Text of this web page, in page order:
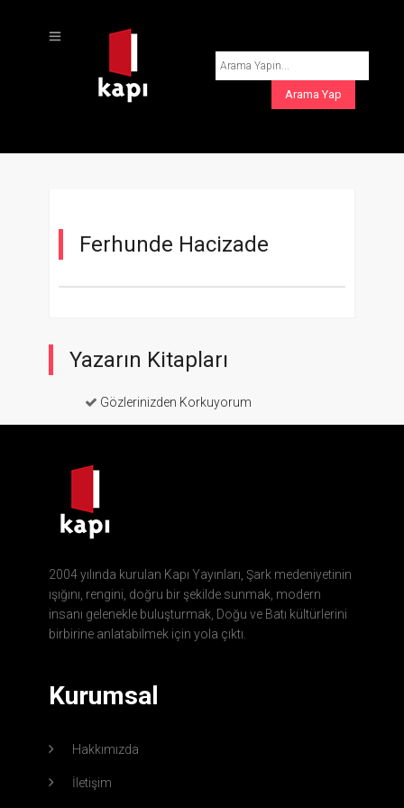
Ferhunde Hacizade
Yazarın Kitapları
Gözlerinizden Korkuyorum
2004 yılında kurulan Kapı Yayınları, Şark medeniyetinin
ışığını, rengini, doğru bir şekilde sunmak, modern
insanı gelenekle buluşturmak, Doğu ve Batı kültürlerini
birbirine anlatabilmek için yola çıktı.
Kurumsal
Hakkımızda
İletişim